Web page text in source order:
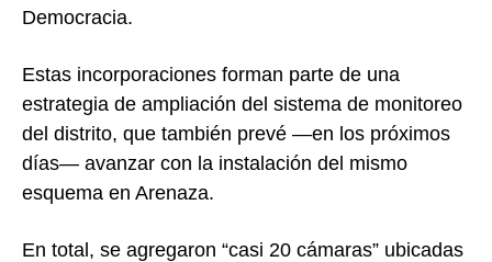
Democracia.
Estas incorporaciones forman parte de una
estrategia de ampliación del sistema de monitoreo
del distrito, que también prevé —en los próximos
días— avanzar con la instalación del mismo
esquema en Arenaza.
En total, se agregaron “casi 20 cámaras” ubicadas